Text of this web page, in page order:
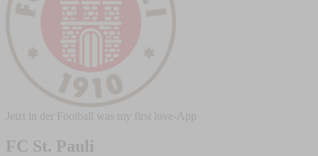
Jetzt in der Football was my first love-App
FC St. Pauli